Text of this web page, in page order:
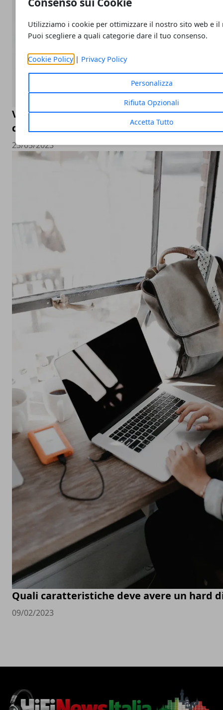
Utilizziamo i cookie per ottimizzare il nostro sito web e il
Puoi scegliere a quali categorie dare il tuo consenso.
Cookie Policy| Privacy Policy
Personalizza
Rifiuta Opzionali
Accetta Tutto
Valutazione orologi Rolex online, come
compro Rolex online
23/05/2023
Quali caratteristiche deve avere un hard
09/02/2023